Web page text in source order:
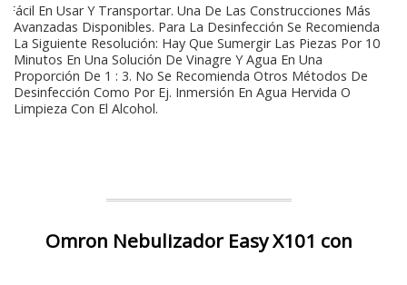
Fácil En Usar Y Transportar. Una De Las Construcciones Más
Avanzadas Disponibles. Para La Desinfección Se Recomienda
La Siguiente Resolución: Hay Que Sumergir Las Piezas Por 10
Minutos En Una Solución De Vinagre Y Agua En Una
Proporción De 1 : 3. No Se Recomienda Otros Métodos De
Desinfección Como Por Ej. Inmersión En Agua Hervida O
Limpieza Con El Alcohol.
Omron Nebulizador Easy X101 con